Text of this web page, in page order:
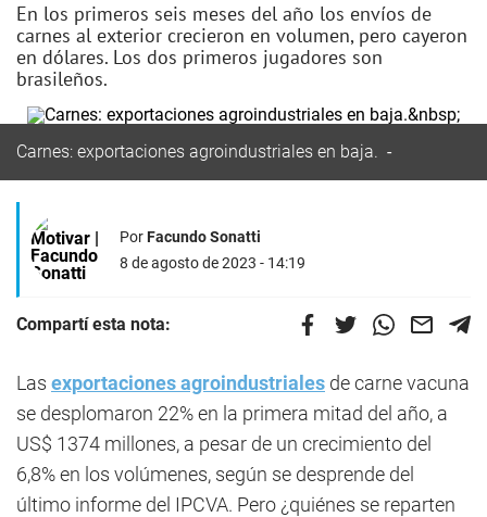
En los primeros seis meses del año los envíos de
carnes al exterior crecieron en volumen, pero cayeron
en dólares. Los dos primeros jugadores son
brasileños.
Carnes: exportaciones agroindustriales en baja.
PorFacundo Sonatti
8 de agosto de 2023 - 14:19
Compartí esta nota:
Las exportaciones agroindustriales de carne vacuna
se desplomaron 22% en la primera mitad del año, a
US$ 1374 millones, a pesar de un crecimiento del
6,8% en los volúmenes, según se desprende del
último informe del IPCVA. Pero ¿quiénes se reparten